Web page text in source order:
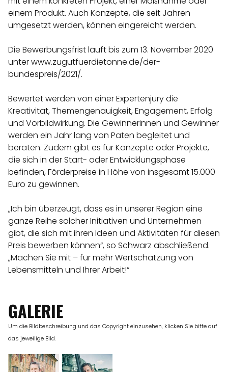
einem Produkt. Auch Konzepte, die seit Jahren
umgesetzt werden, können eingereicht werden.
Die Bewerbungsfrist läuft bis zum 13. November 2020
unter www.zugutfuerdietonne.de/der-
bundespreis/2021/.
Bewertet werden von einer Expertenjury die
Kreativität, Themengenauigkeit, Engagement, Erfolg
und Vorbildwirkung. Die Gewinnerinnen und Gewinner
werden ein Jahr lang von Paten begleitet und
beraten. Zudem gibt es für Konzepte oder Projekte,
die sich in der Start- oder Entwicklungsphase
befinden, Förderpreise in Höhe von insgesamt 15.000
Euro zu gewinnen.
„Ich bin überzeugt, dass es in unserer Region eine
ganze Reihe solcher Initiativen und Unternehmen
gibt, die sich mit ihren Ideen und Aktivitäten für diesen
Preis bewerben können“, so Schwarz abschließend.
„Machen Sie mit – für mehr Wertschätzung von
Lebensmitteln und Ihrer Arbeit!“
GALERIE
Um die Bildbeschreibung und das Copyright einzusehen, klicken Sie bitte auf
das jeweilige Bild.